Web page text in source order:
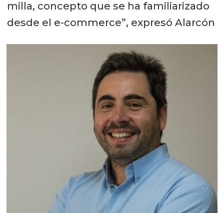
milla, concepto que se ha familiarizado
desde el e-commerce”, expresó Alarcón